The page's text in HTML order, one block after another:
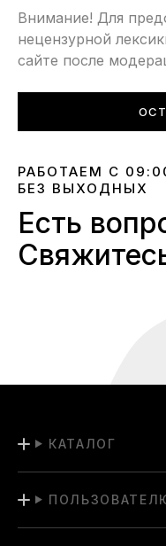
Внимание! Для
нецензурной
сайте после
РАБОТАЕМ С
БЕЗ ВЫХОДНЫХ
Есть
КАТАЛОГ